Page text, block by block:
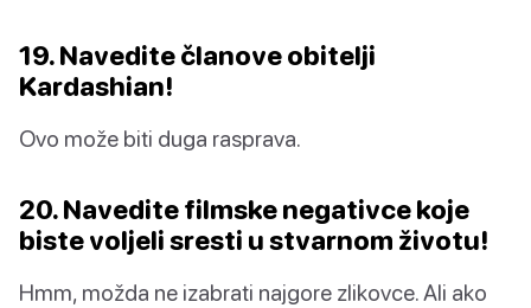
19. Navedite članove obitelji
Kardashian!
Ovo može biti duga rasprava.
20. Navedite filmske negativce koje
biste voljeli sresti u stvarnom životu!
Hmm, možda ne izabrati najgore zlikovce. Ali ako